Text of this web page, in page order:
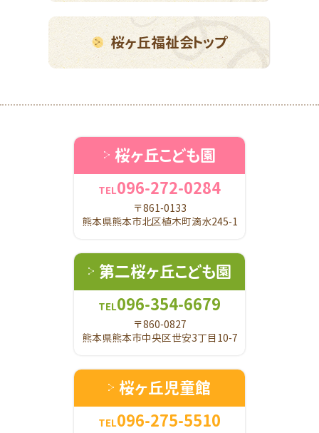
桜ヶ丘福祉会トップ
桜ヶ丘こども園
TEL096-272-0284
〒861-0133
熊本県熊本市北区植木町滴水245-1
第二桜ヶ丘こども園
TEL096-354-6679
〒860-0827
熊本県熊本市中央区世安3丁目10-7
桜ヶ丘児童館
TEL096-275-5510